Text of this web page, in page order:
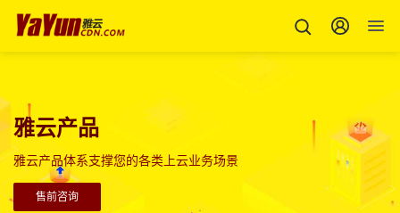
雅云产品
雅云产品体系支撑您的各类上云业务场景
售前咨询